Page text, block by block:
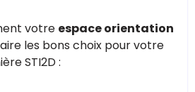
votre espace orientation
les bons choix pour votre
STI2D :